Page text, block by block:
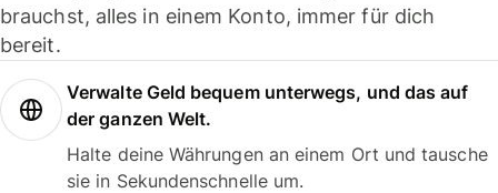
brauchst, alles in einem Konto, immer für dich
bereit.
Verwalte Geld bequem unterwegs, und das auf
der ganzen Welt.
Halte deine Währungen an einem Ort und tausche
sie in Sekundenschnelle um.